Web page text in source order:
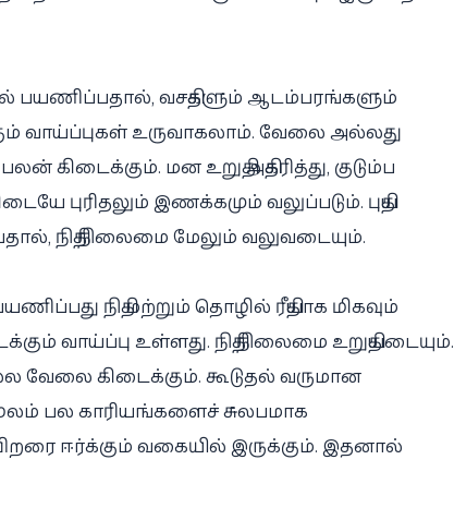
பயணிப்பதால், வசதிகளும் ஆடம்பரங்களும்
வாய்ப்புகள் உருவாகலாம். வேலை அல்லது
மன உறுதி அதிகரித்து, குடும்ப
புரிதலும் இணக்கமும் வலுப்படும். புதிய
நிதி நிலைமை மேலும் வலுவடையும்.
நிதி மற்றும் தொழில் ரீதியாக மிகவும்
வாய்ப்பு உள்ளது. நிதி நிலைமை உறுதியடையும்.
வேலை கிடைக்கும். கூடுதல் வருமான
பல காரியங்களைச் சுலபமாக
ஈர்க்கும் வகையில் இருக்கும். இதனால்